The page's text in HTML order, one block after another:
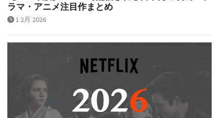
ラマ・アニメ注目作まとめ
1 2月 2026